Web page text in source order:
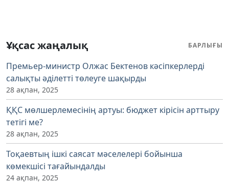
Ұқсас жаңалық БАРЛЫҒЫ
Премьер-министр Олжас Бектенов кәсіпкерлерді
салықты әділетті төлеуге шақырды
28 ақпан, 2025
ҚҚС мөлшерлемесінің артуы: бюджет кірісін арттыру
тетігі ме?
28 ақпан, 2025
Тоқаевтың ішкі саясат мәселелері бойынша
көмекшісі тағайындалды
24 ақпан, 2025